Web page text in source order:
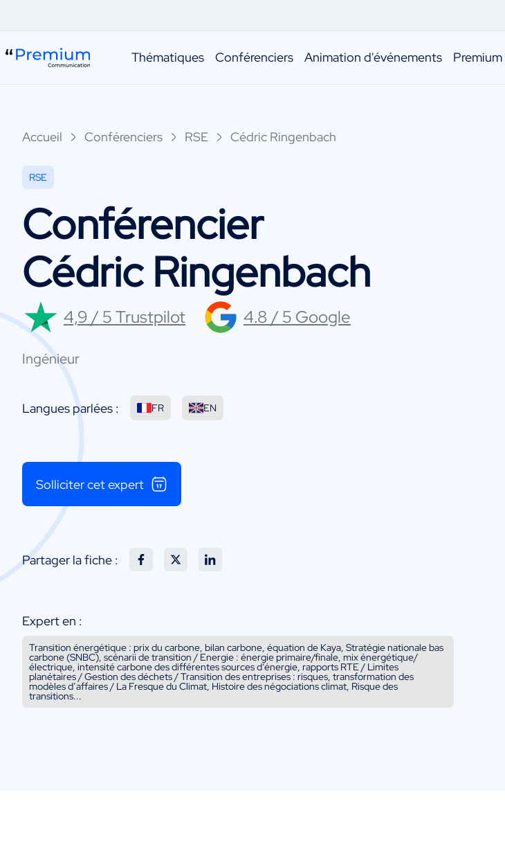
Thématiques Conférenciers Animation d'événements
Accueil Conférenciers RSE Cédric Ringenbach
RSE
Conférencier
Cédric Ringenbach
4,9 / 5 Trustpilot 4.8 / 5 Google
Ingénieur
Langues parlées : FR EN
Solliciter cet expert
Partager la fiche :
Expert en :
Transition énergétique : prix du carbone, bilan carbone, équation de Kaya, Stratégie nationale bas
carbone (SNBC), scénarii de transition / Energie : énergie primaire/finale, mix énergétique/
électrique, intensité carbone des différentes sources d’énergie, rapports RTE / Limites
planétaires / Gestion des déchets / Transition des entreprises : risques, transformation des
modèles d’affaires / La Fresque du Climat, Histoire des négociations climat, Risque des
transitions...